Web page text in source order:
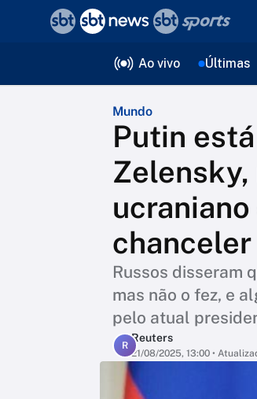
Ao vivo Últimas
Mundo
Putin
Russos disseram
mas não o fez, e
pelo atual
R
Reuters
21/08/2025, 13:00 •
voltar
Editorias